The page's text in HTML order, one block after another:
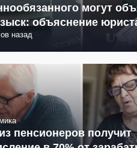
могут
объяснение
назад
пенсионеров получит